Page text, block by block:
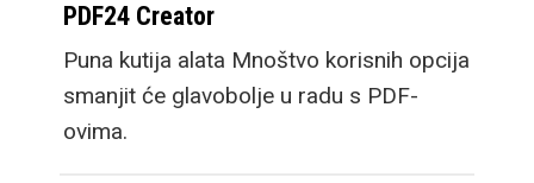
PDF24 Creator
Puna kutija alata Mnoštvo korisnih opcija
smanjit će glavobolje u radu s PDF-
ovima.